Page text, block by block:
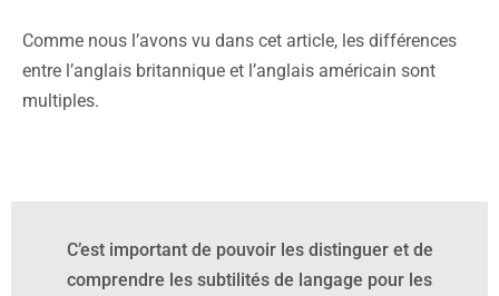
Comme nous l’avons vu dans cet article, les différences
entre l’anglais britannique et l’anglais américain sont
multiples.
C’est important de pouvoir les distinguer et de
comprendre les subtilités de langage pour les